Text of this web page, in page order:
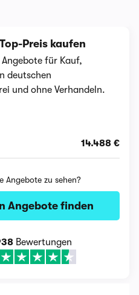
Preis kaufen
für Kauf,
deutschen
und ohne Verhandeln.
14.488 €
Angebote zu sehen?
Angebote finden
Bewertungen